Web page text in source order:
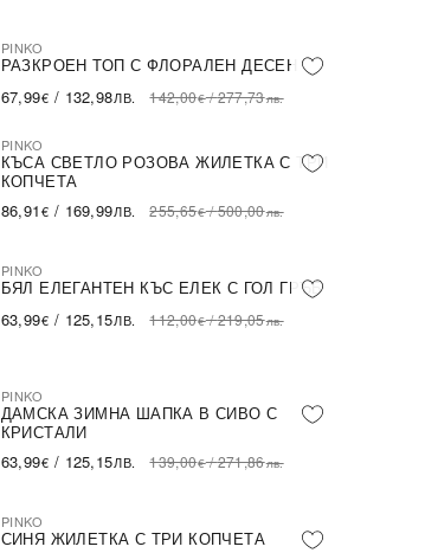
-52% SALE
PINKO
РАЗКРОЕН ТОП С ФЛОРАЛЕН ДЕСЕН
67,99€ / 132,98ЛВ. 142,00€/277,73лв.
NEW IN ПОСЛЕДНА БРОЙКА
PINKO
КЪСА СВЕТЛО РОЗОВА ЖИЛЕТКА С ТРИ
КОПЧЕТА
86,91 € / 169,99ЛВ. 255,65€/500,00лв.
NEW IN ПОСЛЕДНА БРОЙКА
PINKO
БЯЛ ЕЛЕГАНТЕН КЪС ЕЛЕК С ГОЛ ГРЪБ
63,99€ / 125,15ЛВ. 112,00€/219,05лв.
NEW IN ПОСЛЕДНА БРОЙКА
PINKO
ДАМСКА ЗИМНА ШАПКА В СИВО С
КРИСТАЛИ
63,99€ / 125,15ЛВ. 139,00€/271,86лв.
NEW IN
PINKO
СИНЯ ЖИЛЕТКА С ТРИ КОПЧЕТА